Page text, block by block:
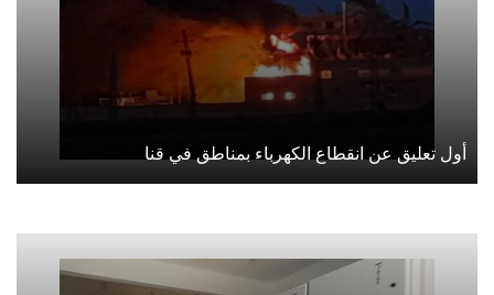
أول تعليق عن انقطاع الكهرباء بمناطق في قنا